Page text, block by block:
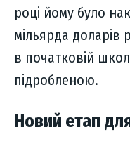
році йому було
мільярда доларів
в початковій
підробленою.
Новий етап